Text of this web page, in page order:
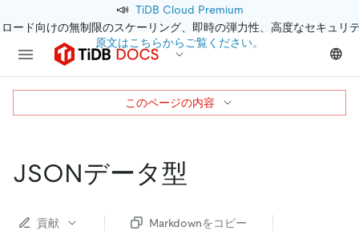
📣 TiDB Cloud Premium
ード向けの無制限のスケーリング、即時の弾力性、高度なセキュリ
原文はこちらからご覧ください。
JSONデータ型
貢献
Markdownをコピー
このページの内容